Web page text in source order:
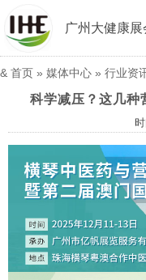
广州大健康展
& 首页 » 媒体中心 » 行业资
科学减压？这几种